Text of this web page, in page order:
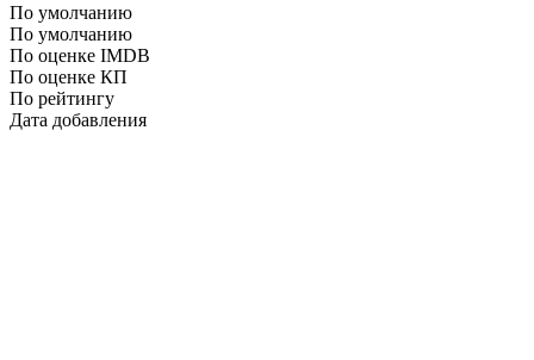
По умолчанию
По умолчанию
По оценке IMDB
По оценке КП
По рейтингу
Дата добавления